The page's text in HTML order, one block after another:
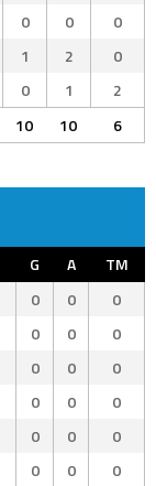
0 0
0
1 2
0
0 1
2
10 10 6
G A
TM
0 0
0
0 0
0
0 0
0
0 0
0
0 0
0
0 0
0